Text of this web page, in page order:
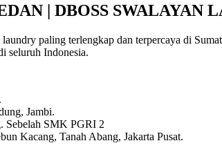
| DBOSS SWALAYAN
paling terlengkap dan terpercaya di
seluruh Indonesia.
Jambi.
Sebelah SMK PGRI 2
Kacang, Tanah Abang, Jakarta Pusat.